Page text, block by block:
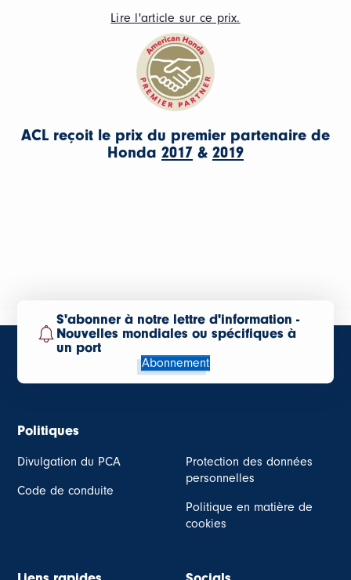
Lire l'article sur ce prix.
ACL reçoit le prix du premier partenaire de
Honda 2017 & 2019
S'abonner à notre lettre d'information -
Nouvelles mondiales ou spécifiques à
un port
Abonnement
Politiques
Divulgation du PCA
Code de conduite
Protection des données
personnelles
Politique en matière de
cookies